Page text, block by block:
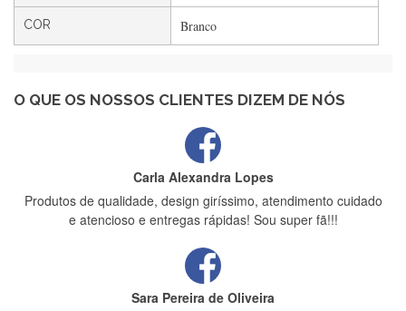
COR Branco
O QUE OS NOSSOS CLIENTES DIZEM DE NÓS
estrelas
Carla Alexandra Lopes
Produtos de qualidade, design giríssimo, atendimento cuidado
e atencioso e entregas rápidas! Sou super fã!!!
Sara Pereira de Oliveira